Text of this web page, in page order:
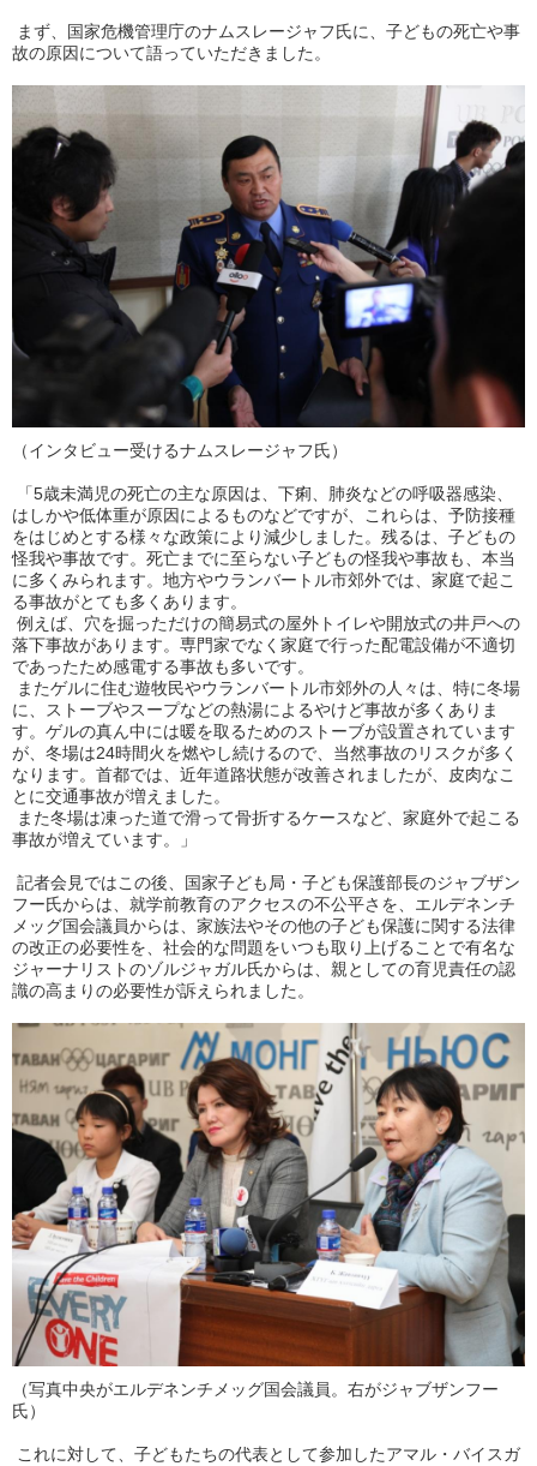
まず、国家危機管理庁のナムスレージャフ氏に、子どもの死亡や事
故の原因について語っていただきました。
（インタビュー受けるナムスレージャフ氏）
「5歳未満児の死亡の主な原因は、下痢、肺炎などの呼吸器感染、
はしかや低体重が原因によるものなどですが、これらは、予防接種
をはじめとする様々な政策により減少しました。残るは、子どもの
怪我や事故です。死亡までに至らない子どもの怪我や事故も、本当
に多くみられます。地方やウランバートル市郊外では、家庭で起こ
る事故がとても多くあります。
例えば、穴を掘っただけの簡易式の屋外トイレや開放式の井戸への
落下事故があります。専門家でなく家庭で行った配電設備が不適切
であったため感電する事故も多いです。
またゲルに住む遊牧民やウランバートル市郊外の人々は、特に冬場
に、ストーブやスープなどの熱湯によるやけど事故が多くありま
す。ゲルの真ん中には暖を取るためのストーブが設置されています
が、冬場は24時間火を燃やし続けるので、当然事故のリスクが多く
なります。首都では、近年道路状態が改善されましたが、皮肉なこ
とに交通事故が増えました。
また冬場は凍った道で滑って骨折するケースなど、家庭外で起こる
事故が増えています。」
記者会見ではこの後、国家子ども局・子ども保護部長のジャブザン
フー氏からは、就学前教育のアクセスの不公平さを、エルデネンチ
メッグ国会議員からは、家族法やその他の子ども保護に関する法律
の改正の必要性を、社会的な問題をいつも取り上げることで有名な
ジャーナリストのゾルジャガル氏からは、親としての育児責任の認
識の高まりの必要性が訴えられました。
（写真中央がエルデネンチメッグ国会議員。右がジャブザンフー
氏）
これに対して、子どもたちの代表として参加したアマル・バイスガ